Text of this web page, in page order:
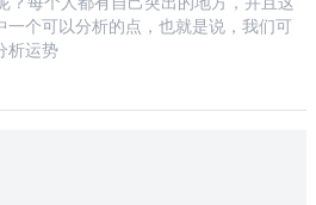
个可以分析的点，也就是说，我们可
析运势